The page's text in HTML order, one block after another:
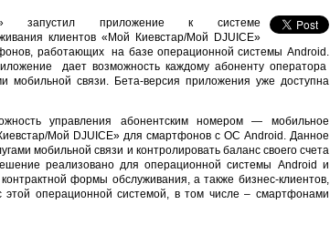
запустил приложение к системе
клиентов «Мой Киевстар/Мой DJUICE»
работающих на базе операционной системы Android.
дает возможность каждому абоненту оператора
мобильной связи. Бета-версия приложения уже доступна
управления абонентским номером — мобильное
Мой DJUICE» для смартфонов с ОС Android. Данное
мобильной связи и контролировать баланс своего счета
реализовано для операционной системы Android и
формы обслуживания, а также бизнес-клиентов,
операционной системой, в том числе – смартфонами